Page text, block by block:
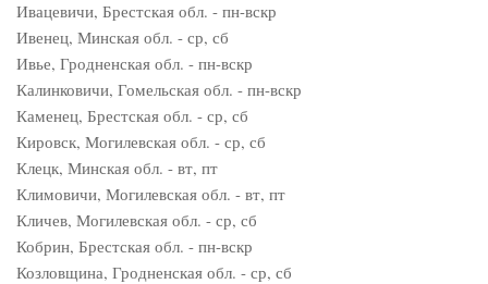
Ивацевичи, Брестская обл. - пн-вскр
Ивенец, Минская обл. - ср, сб
Ивье, Гродненская обл. - пн-вскр
Калинковичи, Гомельская обл. - пн-вскр
Каменец, Брестская обл. - ср, сб
Кировск, Могилевская обл. - ср, сб
Клецк, Минская обл. - вт, пт
Климовичи, Могилевская обл. - вт, пт
Кличев, Могилевская обл. - ср, сб
Кобрин, Брестская обл. - пн-вскр
Козловщина, Гродненская обл. - ср, сб